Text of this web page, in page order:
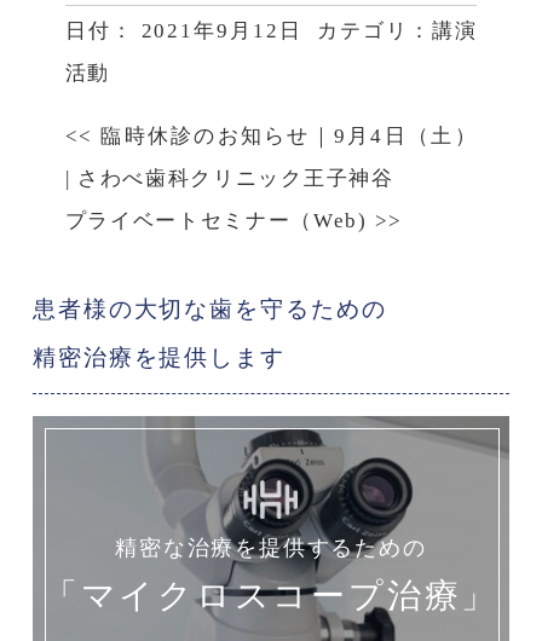
日付： 2021年9月12日 カテゴリ： 講演
活動
<< 臨時休診のお知らせ｜9月4日（土）
| さわべ歯科クリニック王子神谷
プライベートセミナー（Web) >>
患者様の大切な歯を守るための
精密治療を提供します
精密な治療を提供するための
「マイクロスコープ治療」